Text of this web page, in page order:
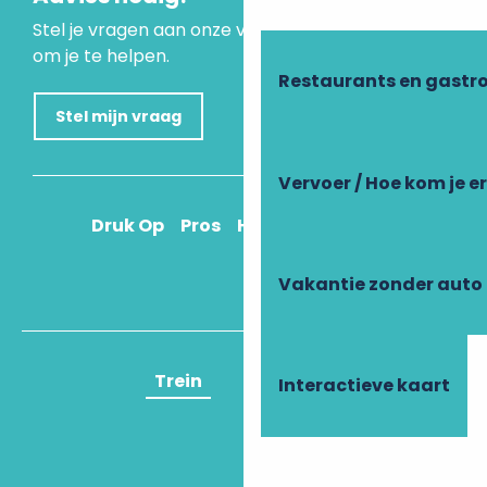
Restaurants en
Vervoer / Hoe kom je
Vakantie zonder auto
Interactieve kaart
Stel je vragen aan onze virtuele assistent, die er is
om je te helpen.
Stel mijn vraag
Druk Op Pros Hoe kom ik daar?
Trein Vliegtuig